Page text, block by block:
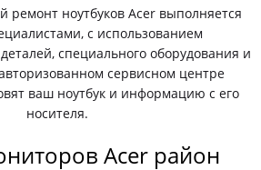
ремонт ноутбуков Acer выполняется
с использованием
специального оборудования и
сервисном центре
ваш ноутбук и информацию с его
носителя.
Acer район